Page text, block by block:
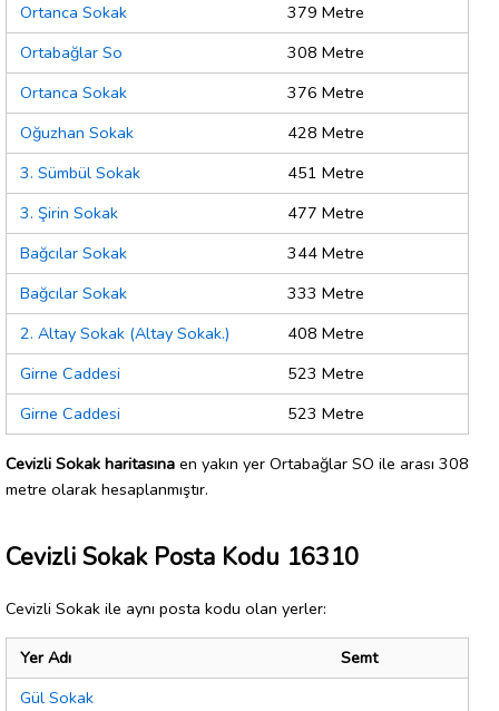
Ortanca Sokak
379 Metre
Ortabağlar So
308 Metre
Ortanca Sokak
376 Metre
Oğuzhan Sokak
428 Metre
3. Sümbül Sokak
451 Metre
3. Şirin Sokak
477 Metre
Bağcılar Sokak
344 Metre
Bağcılar Sokak
333 Metre
2. Altay Sokak (Altay Sokak.)
408 Metre
Girne Caddesi
523 Metre
Girne Caddesi
523 Metre
Cevizli Sokak haritasına en yakın yer Ortabağlar SO ile arası 308
metre olarak hesaplanmıştır.
Cevizli Sokak Posta Kodu 16310
Cevizli Sokak ile aynı posta kodu olan yerler:
Yer Adı
Semt
Gül Sokak